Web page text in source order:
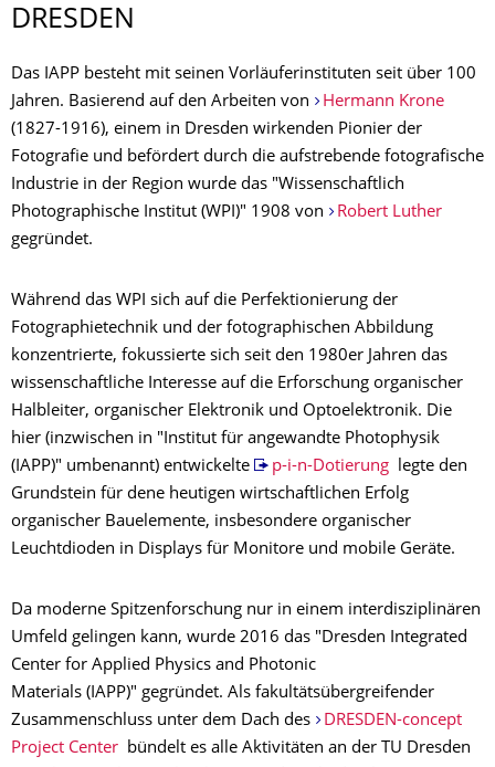
DRESDEN
Das IAPP besteht mit seinen Vorläuferinstituten seit über 100
Jahren. Basierend auf den Arbeiten von
Hermann Krone
(1827-1916), einem in Dresden wirkenden Pionier der
Fotografie und befördert durch die aufstrebende fotografische
Industrie in der Region wurde das "Wissenschaftlich
Photographische Institut (WPI)" 1908 von
Robert Luther
gegründet.
Während das WPI sich auf die Perfektionierung der
Fotographietechnik und der fotographischen Abbildung
konzentrierte, fokussierte sich seit den 1980er Jahren das
wissenschaftliche Interesse auf die Erforschung organischer
Halbleiter, organischer Elektronik und Optoelektronik. Die
hier (inzwischen in "Institut für angewandte Photophysik
(IAPP)" umbenannt) entwickelte
p-i-n-Dotierunglegte den
Grundstein für dene heutigen wirtschaftlichen Erfolg
organischer Bauelemente, insbesondere organischer
Leuchtdioden in Displays für Monitore und mobile Geräte.
Da moderne Spitzenforschung nur in einem interdisziplinären
Umfeld gelingen kann, wurde 2016 das "Dresden Integrated
Center for Applied Physics and Photonic
Materials (IAPP)" gegründet. Als fakultätsübergreifender
Zusammenschluss unter dem Dach des
DRESDEN-concept
Project Center bündelt es alle Aktivitäten an der TU Dresden